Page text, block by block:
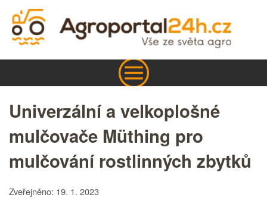
Univerzální a velkoplošné
mulčovače Müthing pro
mulčování rostlinných zbytků
Zveřejněno: 19. 1. 2023